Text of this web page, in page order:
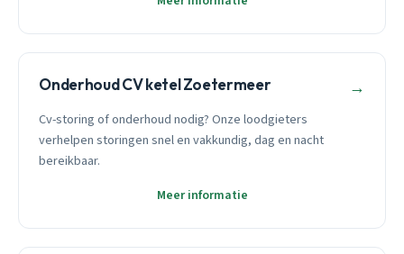
Onderhoud CV ketel Zoetermeer →
Cv-storing of onderhoud nodig? Onze loodgieters
verhelpen storingen snel en vakkundig, dag en nacht
bereikbaar.
Meer informatie